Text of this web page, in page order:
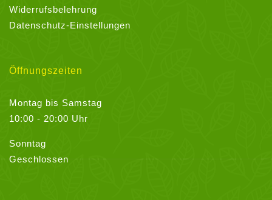
Widerrufsbelehrung
Datenschutz-Einstellungen
Öffnungszeiten
Montag bis Samstag
10:00 - 20:00 Uhr
Sonntag
Geschlossen